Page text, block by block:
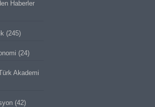
Haberler
(245)
(24)
Akademi
(42)